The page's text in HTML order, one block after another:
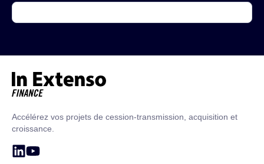
Accélérez vos projets de cession-transmission, acquisition et
croissance.